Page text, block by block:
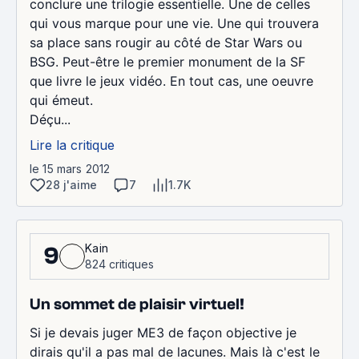
conclure une trilogie essentielle. Une de celles
qui vous marque pour une vie. Une qui trouvera
sa place sans rougir au côté de Star Wars ou
BSG. Peut-être le premier monument de la SF
que livre le jeux vidéo. En tout cas, une oeuvre
qui émeut.
Déçu...
Lire la critique
le 15 mars 2012
28 j'aime
7 1.7K
9
Kain
824 critiques
Un sommet de plaisir virtuel!
Si je devais juger ME3 de façon objective je
dirais qu'il a pas mal de lacunes. Mais là c'est le